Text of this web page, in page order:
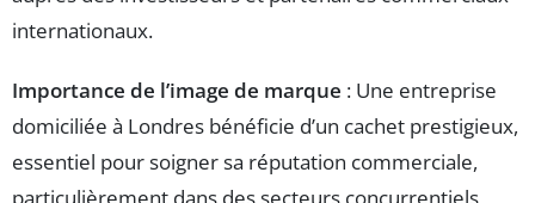
internationaux.
Importance de l’image de marque : Une entreprise
domiciliée à Londres bénéficie d’un cachet prestigieux,
essentiel pour soigner sa réputation commerciale,